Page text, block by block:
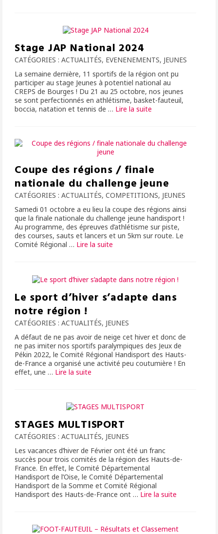
Stage JAP National 2024
CATÉGORIES : ACTUALITÉS, EVENENEMENTS, JEUNES
La semaine dernière, 11 sportifs de la région ont pu
participer au stage Jeunes à potentiel national au
CREPS de Bourges ! Du 21 au 25 octobre, nos jeunes
se sont perfectionnés en athlétisme, basket-fauteuil,
boccia, natation et tennis de … Lire la suite­­
Coupe des régions / finale
nationale du challenge jeune
CATÉGORIES : ACTUALITÉS, COMPETITIONS, JEUNES
Samedi 01 octobre a eu lieu la coupe des régions ainsi
que la finale nationale du challenge jeune handisport !
Au programme, des épreuves d’athlétisme sur piste,
des courses, sauts et lancers et un 5km sur route. Le
Comité Régional … Lire la suite­­
Le sport d’hiver s’adapte dans
notre région !
CATÉGORIES : ACTUALITÉS, JEUNES
A défaut de ne pas avoir de neige cet hiver et donc de
ne pas imiter nos sportifs paralympiques des Jeux de
Pékin 2022, le Comité Régional Handisport des Hauts-
de-France a organisé une activité peu coutumière ! En
effet, une … Lire la suite­­
STAGES MULTISPORT
CATÉGORIES : ACTUALITÉS, JEUNES
Les vacances d’hiver de Février ont été un franc
succès pour trois comités de la région des Hauts-de-
France. En effet, le Comité Départemental
Handisport de l’Oise, le Comité Départemental
Handisport de la Somme et Comité Régional
Handisport des Hauts-de-France ont … Lire la suite­­